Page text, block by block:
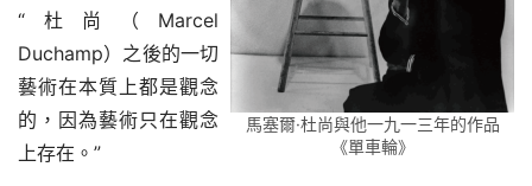
馬塞爾·杜尚與他一九一三年的作品
《單車輪》
“杜尚（Marcel
Duchamp）之後的一切
藝術在本質上都是觀念
的，因為藝術只在觀念
上存在。”